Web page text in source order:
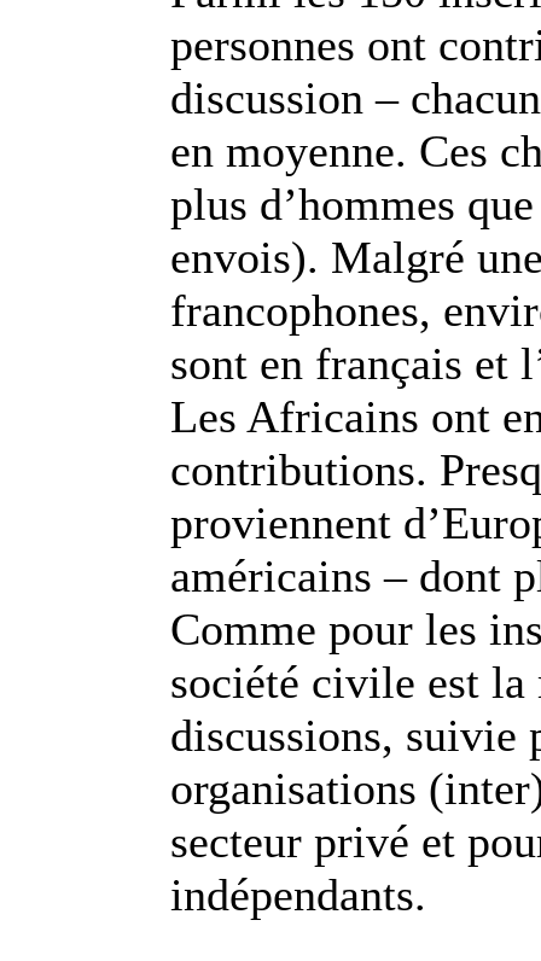
personnes ont
discussion –
en moyenne. Ces
plus d’hommes
envois). Malgré
francophones,
sont en français et
Les Africains ont
contributions.
proviennent
américains – dont
Comme pour les
société civile est la
discussions, suivie
organisations
secteur privé et
indépendants.